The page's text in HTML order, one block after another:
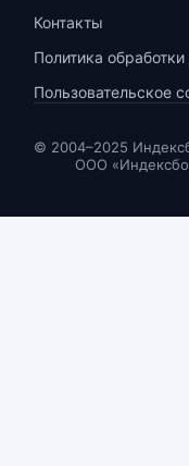
Контакты
Политика
Пользовательское
© 2004–2025
ООО